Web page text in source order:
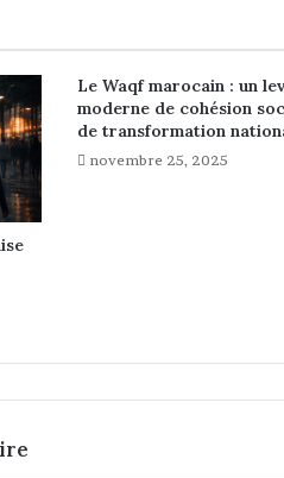
Le Waqf marocain : un
moderne de cohésion
de transformation
novembre 25, 2025